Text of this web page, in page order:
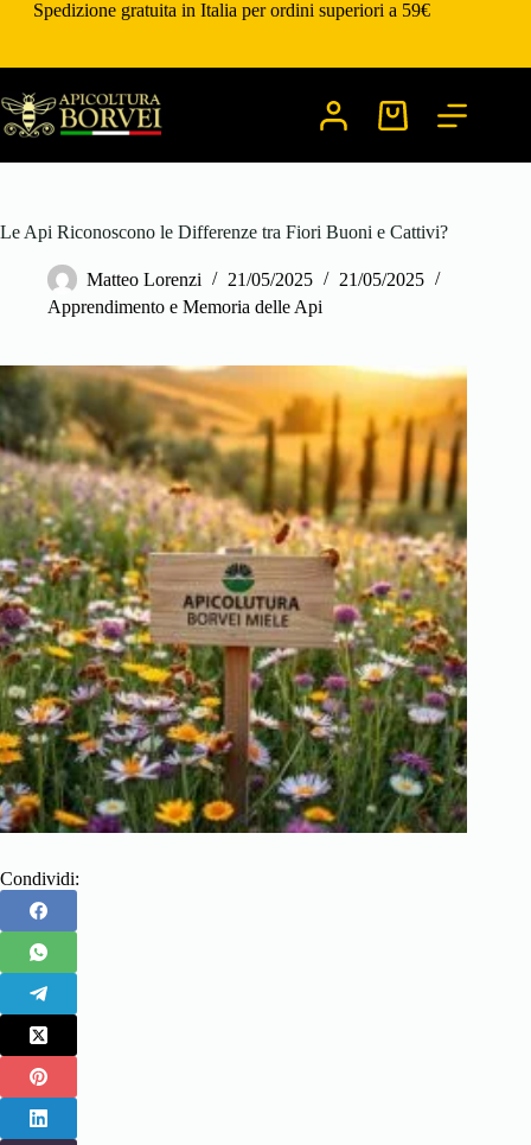
SaltaSpedizione gratuita in Italia per ordini superiori a 59€
Carrello
Le Api Riconoscono le Differenze tra Fiori Buoni e Cattivi?
Matteo Lorenzi 21/05/2025
21/05/2025
Apprendimento e Memoria delle Api
Condividi: